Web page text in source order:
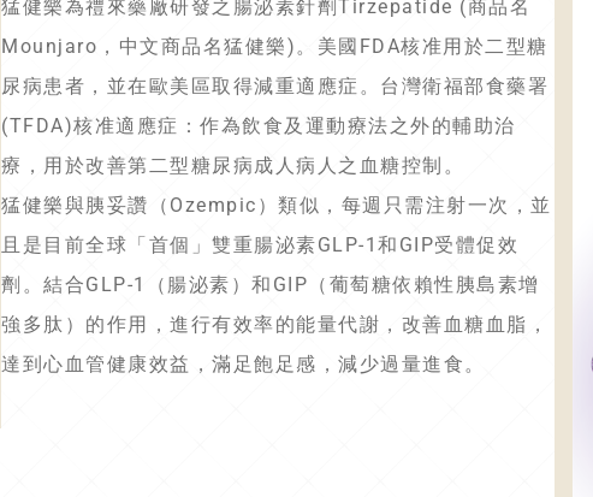
猛健樂為禮來藥廠研發之腸泌素針劑Tirzepatide (商品名
Mounjaro，中文商品名猛健樂)。美國FDA核准用於二型糖
尿病患者，並在歐美區取得減重適應症。台灣衛福部食藥署
(TFDA)核准適應症：作為飲食及運動療法之外的輔助治
療，用於改善第二型糖尿病成人病人之血糖控制。
猛健樂與胰妥讚（Ozempic）類似，每週只需注射一次，並
且是目前全球「首個」雙重腸泌素GLP-1和GIP受體促效
劑。結合GLP-1（腸泌素）和GIP（葡萄糖依賴性胰島素增
強多肽）的作用，進行有效率的能量代謝，改善血糖血脂，
達到心血管健康效益，滿足飽足感，減少過量進食。